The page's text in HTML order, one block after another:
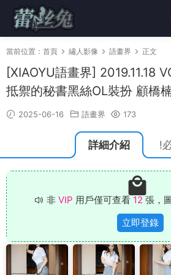
當前位置： 首頁 繡人影像 語畫界 正文
[XIAOYU語畫界] 2019.11.18
抵禦的秘書黑絲OL裝扮 顧橋
2025-06-16 語畫界 173
詳細介紹 !
非 VIP 用戶僅可查看 12 張，
立即登錄